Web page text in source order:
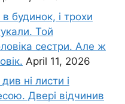
будинок, і трохи
Той
сестри. Але ж
April 11, 2026
ні листи і
Двері відчинив